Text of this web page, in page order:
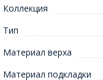
Коллекция
Тип
Материал верха
Материал подкладки